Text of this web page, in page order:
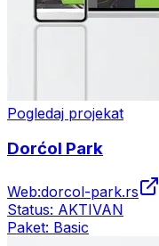
Pogledaj projekat
Dorćol Park
Web:dorcol-park.rs
Status: AKTIVAN
Paket: Basic